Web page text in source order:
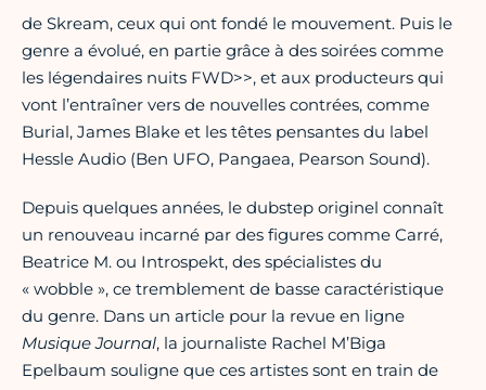
de Skream, ceux qui ont fondé le mouvement. Puis le
genre a évolué, en partie grâce à des soirées comme
les légendaires nuits FWD>>, et aux producteurs qui
vont l’entraîner vers de nouvelles contrées, comme
Burial, James Blake et les têtes pensantes du label
Hessle Audio (Ben UFO, Pangaea, Pearson Sound).
Depuis quelques années, le dubstep originel connaît
un renouveau incarné par des figures comme Carré,
Beatrice M. ou Introspekt, des spécialistes du
« wobble », ce tremblement de basse caractéristique
du genre. Dans un article pour la revue en ligne
Musique Journal, la journaliste Rachel M’Biga
Epelbaum souligne que ces artistes sont en train de